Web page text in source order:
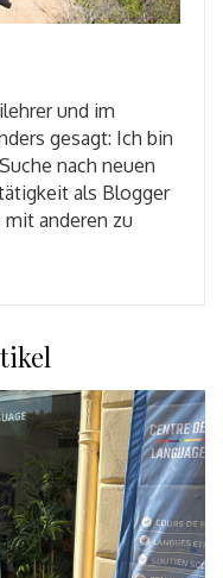
und im
gesagt: Ich bin
nach neuen
als Blogger
anderen zu